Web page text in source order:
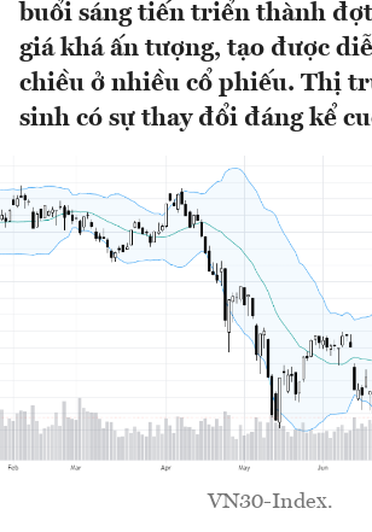
buổi sáng tiến triển thành
giá khá ấn tượng, tạo được
chiều ở nhiều cổ phiếu. Thị
sinh có sự thay đổi đáng kể
VN30-Index.